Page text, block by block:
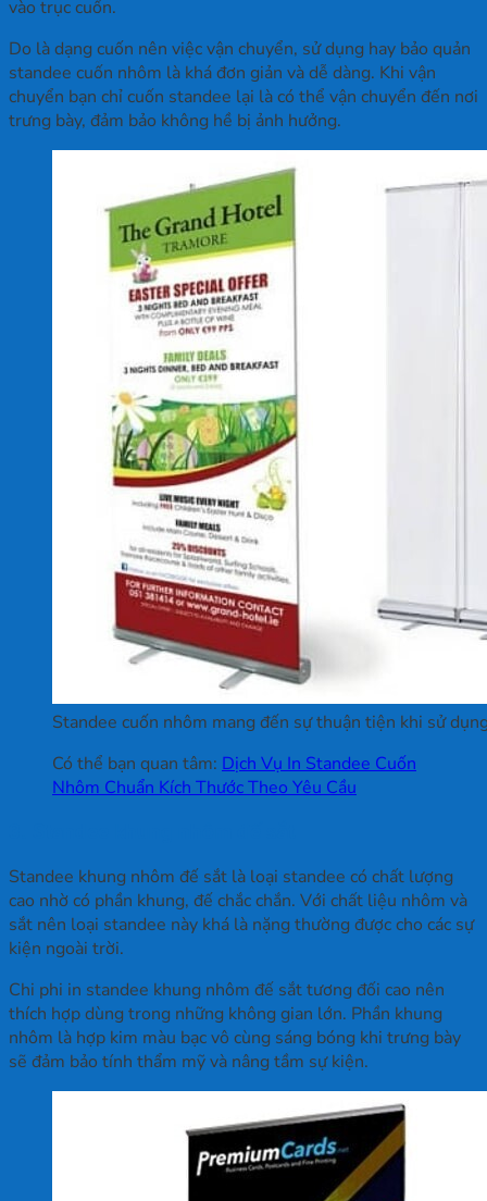
vào trục cuốn.
Do là dạng cuốn nên việc vận chuyển, sử dụng hay bảo quản
standee cuốn nhôm là khá đơn giản và dễ dàng. Khi vận
chuyển bạn chỉ cuốn standee lại là có thể vận chuyển đến nơi
trưng bày, đảm bảo không hề bị ảnh hưởng.
Standee cuốn nhôm mang đến sự thuận tiện khi sử
Có thể bạn quan tâm: Dịch Vụ In Standee Cuốn
Nhôm Chuẩn Kích Thước Theo Yêu Cầu
Standee khung nhôm đế sắt là loại standee có chất lượng
cao nhờ có phần khung, đế chắc chắn. Với chất liệu nhôm và
sắt nên loại standee này khá là nặng thường được cho các sự
kiện ngoài trời.
Chi phi in standee khung nhôm đế sắt tương đối cao nên
thích hợp dùng trong những không gian lớn. Phần khung
nhôm là hợp kim màu bạc vô cùng sáng bóng khi trưng bày
sẽ đảm bảo tính thẩm mỹ và nâng tầm sự kiện.